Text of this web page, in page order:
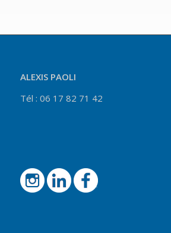
ALEXIS PAOLI
Tél : 06 17 82 71 42